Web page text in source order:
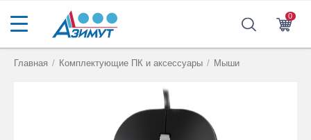
0
Главная / Комплектующие ПК и аксессуары / Мыши